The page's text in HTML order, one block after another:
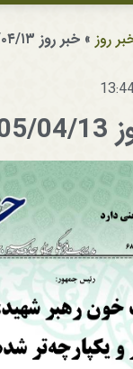
روز » خبر روز ۱۴۰۵/۰۴/۱۳